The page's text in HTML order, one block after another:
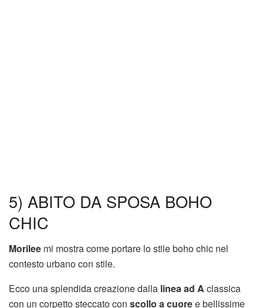
5) ABITO DA SPOSA BOHO
CHIC
Morilee mi mostra come portare lo stile boho chic nel
contesto urbano con stile.
Ecco una splendida creazione dalla linea ad A classica
con un corpetto steccato con scollo a cuoree bellissime